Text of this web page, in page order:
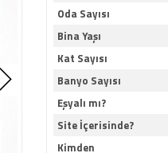
Oda Sayısı
Bina Yaşı
Kat Sayısı
Banyo Sayısı
Eşyalı mı?
Site İçerisinde?
Kimden